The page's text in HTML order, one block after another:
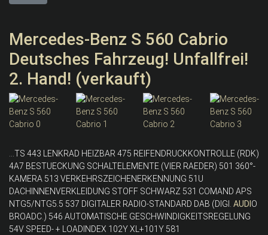
Mercedes-Benz S 560 Cabrio
Deutsches Fahrzeug! Unfallfrei!
2. Hand! (verkauft)
...TS 443 LENKRAD HEIZBAR 475 REIFENDRUCKKONTROLLE (RDK)
4A7 BESTUECKUNG SCHALTELEMENTE (VIER RAEDER) 501 360°-
KAMERA 513 VERKEHRSZEICHENERKENNUNG 51U
DACHINNENVERKLEIDUNG STOFF SCHWARZ 531 COMAND APS
NTG5/NTG5.5 537 DIGITALER RADIO-STANDARD DAB (DIGI. AUDI O
BROADC.) 546 AUTOMATISCHE GESCHWINDIGKEITSREGELUNG
54V SPEED- + LOADINDEX 102Y XL+101Y 581